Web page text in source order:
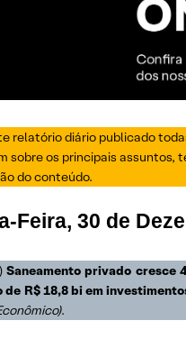
relatório diário publicado
sobre os principais assuntos,
do conteúdo.
Feira, 30 de
Saneamento privado cresce
de R$ 18,8 bi em
.